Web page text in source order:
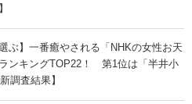
ぶ】一番癒やされる「NHKの女性お天
ンキングTOP22！ 第1位は「半井小
調査結果】